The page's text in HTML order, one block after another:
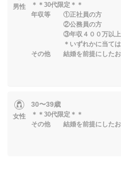
男性
＊＊30代限定＊＊
年収等 ①正社員の方
②公務員の方
③年収４００万以上
＊いずれかに当ては
その他 結婚を前提にしたお
女性
30〜39歳
＊＊30代限定＊＊
その他 結婚を前提にしたお